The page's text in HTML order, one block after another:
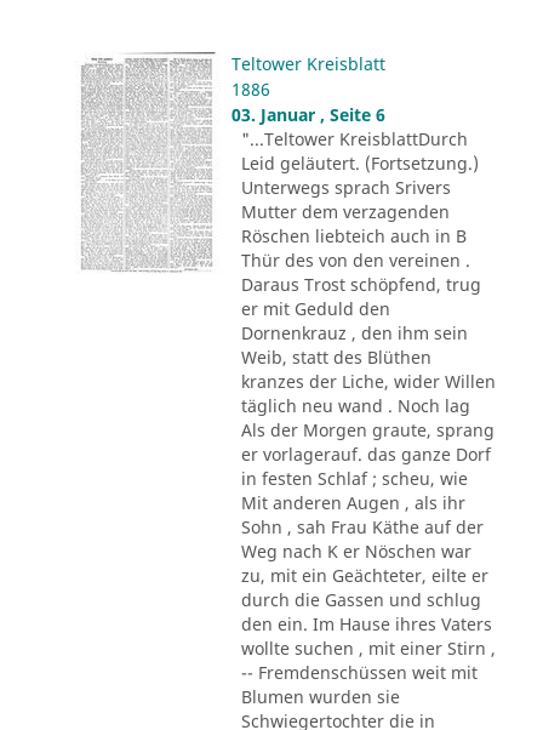
Teltower Kreisblatt
1886
03. Januar , Seite 6
"...Teltower KreisblattDurch
Leid geläutert. (Fortsetzung.)
Unterwegs sprach Srivers
Mutter dem verzagenden
Röschen liebteich auch in B
Thür des von den vereinen .
Daraus Trost schöpfend, trug
er mit Geduld den
Dornenkrauz , den ihm sein
Weib, statt des Blüthen
kranzes der Liche, wider Willen
täglich neu wand . Noch lag
Als der Morgen graute, sprang
er vorlagerauf. das ganze Dorf
in festen Schlaf ; scheu, wie
Mit anderen Augen , als ihr
Sohn , sah Frau Käthe auf der
Weg nach K er Nöschen war
zu, mit ein Geächteter, eilte er
durch die Gassen und schlug
den ein. Im Hause ihres Vaters
wollte suchen , mit einer Stirn ,
-- Fremdenschüssen weit mit
Blumen wurden sie
Schwiegertochter die in